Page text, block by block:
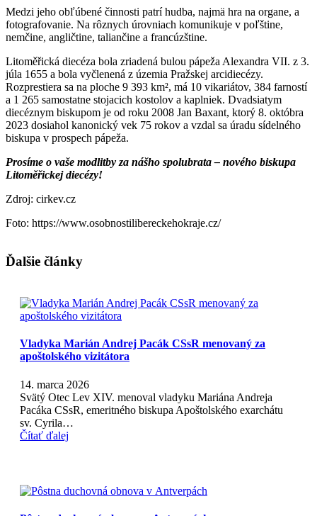
Medzi jeho obľúbené činnosti patrí hudba, najmä hra na organe, a
fotografovanie. Na rôznych úrovniach komunikuje v poľštine,
nemčine, angličtine, taliančine a francúzštine.
Litoměřická diecéza bola zriadená bulou pápeža Alexandra VII. z 3.
júla 1655 a bola vyčlenená z územia Pražskej arcidiecézy.
Rozprestiera sa na ploche 9 393 km², má 10 vikariátov, 384 farností
a 1 265 samostatne stojacich kostolov a kaplniek. Dvadsiatym
diecéznym biskupom je od roku 2008 Jan Baxant, ktorý 8. októbra
2023 dosiahol kanonický vek 75 rokov a vzdal sa úradu sídelného
biskupa v prospech pápeža.
Prosíme o vaše modlitby za nášho spolubrata – nového biskupa
Litoměřickej diecézy!
Zdroj: cirkev.cz
Foto: https://www.osobnostilibereckehokraje.cz/
Ďalšie články
Vladyka Marián Andrej Pacák CSsR menovaný za
apoštolského vizitátora
14. marca 2026
Svätý Otec Lev XIV. menoval vladyku Mariána Andreja
Pacáka CSsR, emeritného biskupa Apoštolského exarchátu
sv. Cyrila…
Čítať ďalej